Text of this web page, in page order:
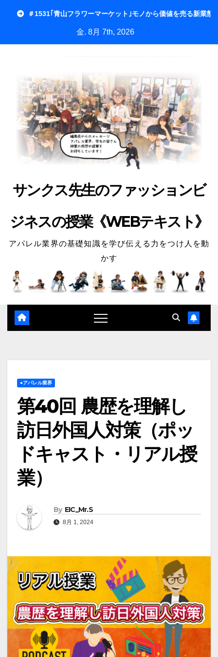
＃1531｢青山フラワーマーケット｣モノから価値を売る新業態
金. 8月 7th, 2026
サンクス先生のファッションビ
ジネスの授業《WEBテキスト》
アパレル業界の基礎知識を学び伝える力をつけ人を動
かす
●アパレル業界
第40回 農歴を理解し
訪日外国人対策（ポッ
ドキャスト・リアル授
業）
By EIC_Mr.S
8月 1, 2024